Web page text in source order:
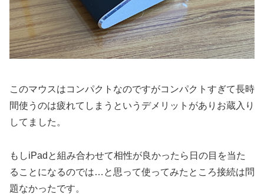
このマウスはコンパクトなのですがコンパクトすぎて長時
間使うのは疲れてしまうというデメリットがありお蔵入り
してました。
もしiPadと組み合わせて相性が良かったら日の目を当た
ることになるのでは…と思って使ってみたところ接続は問
題なかったです。